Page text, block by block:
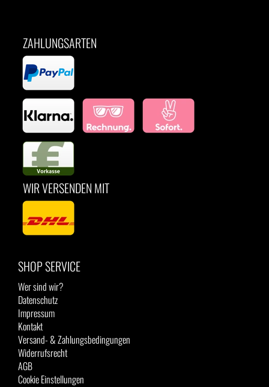
ZAHLUNGSARTEN
WIR VERSENDEN MIT
SHOP SERVICE
Wer sind wir?
Datenschutz
Impressum
Kontakt
Versand- & Zahlungsbedingungen
Widerrufsrecht
AGB
Cookie Einstellungen